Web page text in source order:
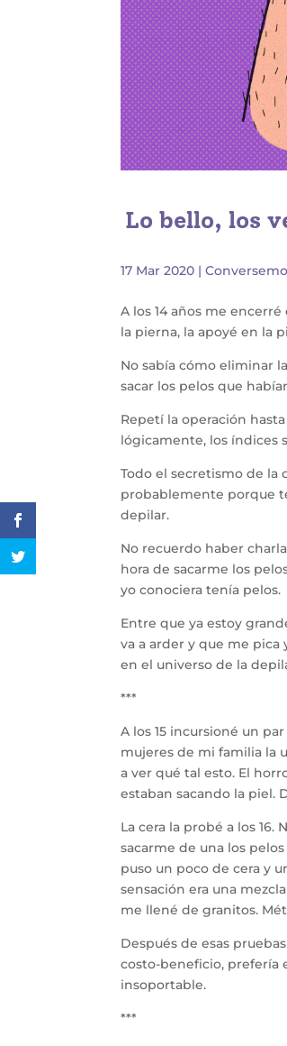
Lo bello, los
17 Mar 2020 |
A los 14 años me
la pierna, la apoyé en la
No sabía cómo eliminar
sacar los pelos que
Repetí la operación
lógicamente, los índices
Todo el secretismo de la
probablemente porque
depilar.
No recuerdo haber
hora de sacarme los
yo conociera tenía pelos.
Entre que ya estoy
va a arder y que me
en el universo de la
***
A los 15 incursioné un
mujeres de mi familia la
a ver qué tal esto. El
estaban sacando la piel.
La cera la probé a los
sacarme de una los
puso un poco de cera y
sensación era una
me llené de granitos.
Después de esas
costo-beneficio, prefería
insoportable.
***